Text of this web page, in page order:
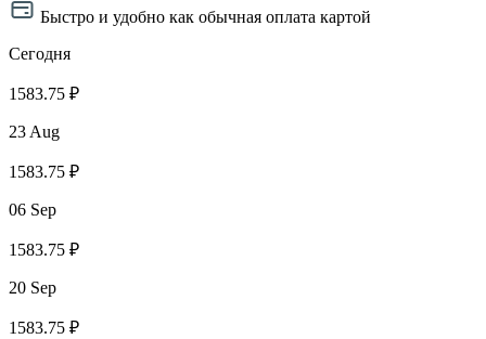
Быстро и удобно как обычная оплата картой
Сегодня
1583.75 ₽
23 Aug
1583.75 ₽
06 Sep
1583.75 ₽
20 Sep
1583.75 ₽